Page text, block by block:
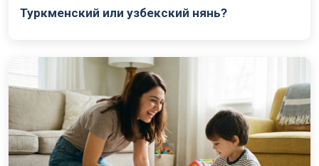
Туркменский или узбекский нянь?